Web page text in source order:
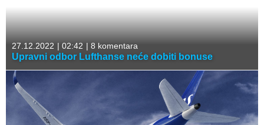
27.12.2022 | 02:42 | 8 komentara
Upravni odbor Lufthanse neće dobiti bonuse